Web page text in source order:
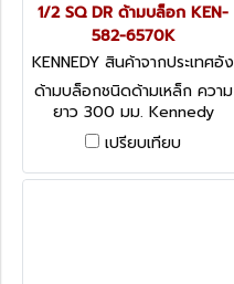
1/2 SQ DR ด้ามบล็อก KEN-
582-6570K
KENNEDY สินค้าจากประเทศอัง
กฤษ-1
ด้ามบล็อกชนิดด้ามเหล็ก ความ
ยาว 300 มม. Kennedy
Swivel Handles, 1/2
เปรียบเทียบ